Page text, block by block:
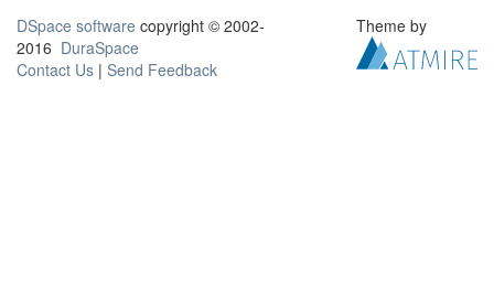
DSpace software copyright © 2002-
2016 DuraSpace
Contact Us | Send Feedback
Theme by